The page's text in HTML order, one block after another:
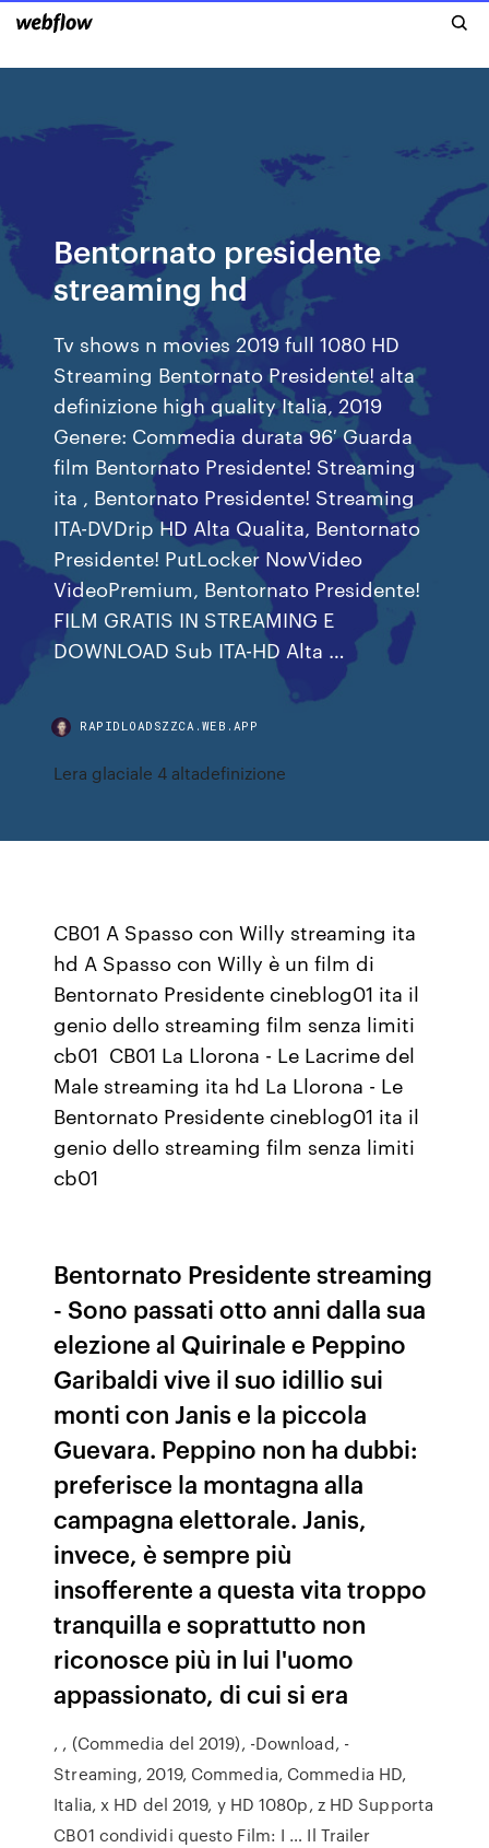
Bentornato presidente
streaming hd
Tv shows n movies 2019 full 1080 HD
Streaming Bentornato Presidente! alta
definizione high quality Italia, 2019
Genere: Commedia durata 96′ Guarda
film Bentornato Presidente! Streaming
ita , Bentornato Presidente! Streaming
ITA-DVDrip HD Alta Qualita, Bentornato
Presidente! PutLocker NowVideo
VideoPremium, Bentornato Presidente!
FILM GRATIS IN STREAMING E
DOWNLOAD Sub ITA-HD Alta …
RAPIDLOADSZZCA.WEB.APP
Lera glaciale 4 altadefinizione
CB01 A Spasso con Willy streaming ita
hd A Spasso con Willy è un film di
Bentornato Presidente cineblog01 ita il
genio dello streaming film senza limiti
cb01 CB01 La Llorona - Le Lacrime del
Male streaming ita hd La Llorona - Le
Bentornato Presidente cineblog01 ita il
genio dello streaming film senza limiti
cb01
Bentornato Presidente streaming
- Sono passati otto anni dalla sua
elezione al Quirinale e Peppino
Garibaldi vive il suo idillio sui
monti con Janis e la piccola
Guevara. Peppino non ha dubbi:
preferisce la montagna alla
campagna elettorale. Janis,
invece, è sempre più
insofferente a questa vita troppo
tranquilla e soprattutto non
riconosce più in lui l'uomo
appassionato, di cui si era
, , (Commedia del 2019), -Download, -
Streaming, 2019, Commedia, Commedia HD,
Italia, x HD del 2019, y HD 1080p, z HD Supporta
CB01 condividi questo Film: I … Il Trailer